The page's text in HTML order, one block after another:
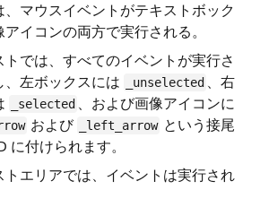
マウスイベントがテキストボック
イコンの両方で実行される。
では、すべてのイベントが実行さ
左ボックスには
_unselected 、右
_selected 、および画像アイコンに
および _left_arrow という接尾
付けられます。
トエリアでは、イベントは実行され